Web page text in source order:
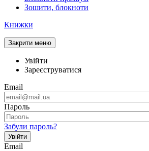
Зошити, блокноти
Книжки
Закрити меню
Увійти
Зареєструватися
Email
Пароль
Забули пароль?
Увійти
Email